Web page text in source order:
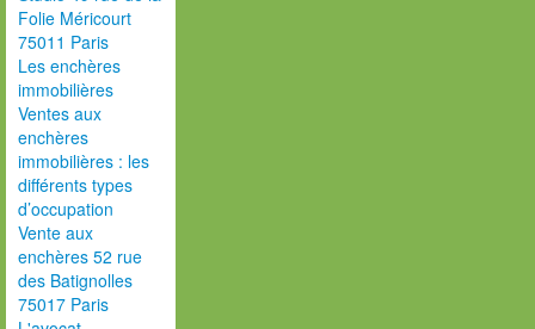
Folie Méricourt
75011 Paris
Les enchères
immobilières
Ventes aux
enchères
immobilières : les
différents types
d’occupation
Vente aux
enchères 52 rue
des Batignolles
75017 Paris